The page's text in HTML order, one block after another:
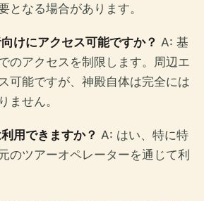
となる場合があります。
けにアクセス可能ですか？ A: 基
のアクセスを制限します。周辺エ
可能ですが、神殿自体は完全には
ません。
用できますか？ A: はい、特に特
のツアーオペレーターを通じて利